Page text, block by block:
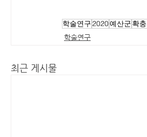
학술연구2020예산군 확
학술연구
최근 게시물